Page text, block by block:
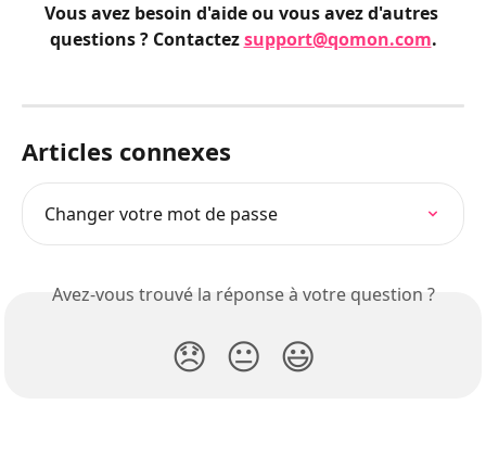
Vous avez besoin d'aide ou vous avez d'autres
questions ? Contactez support@qomon.com.
Articles connexes
Changer votre mot de passe
Avez-vous trouvé la réponse à votre question ?
😞 😐 😃